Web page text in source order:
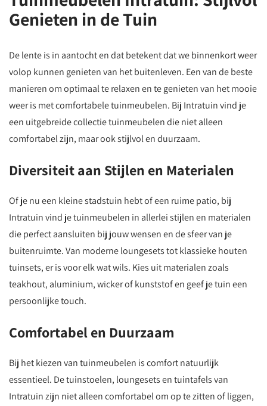
Genieten in de Tuin
De lente is in aantocht en dat betekent dat we binnenkort weer
volop kunnen genieten van het buitenleven. Een van de beste
manieren om optimaal te relaxen en te genieten van het mooie
weer is met comfortabele tuinmeubelen. Bij Intratuin vind je
een uitgebreide collectie tuinmeubelen die niet alleen
comfortabel zijn, maar ook stijlvol en duurzaam.
Diversiteit aan Stijlen en Materialen
Of je nu een kleine stadstuin hebt of een ruime patio, bij
Intratuin vind je tuinmeubelen in allerlei stijlen en materialen
die perfect aansluiten bij jouw wensen en de sfeer van je
buitenruimte. Van moderne loungesets tot klassieke houten
tuinsets, er is voor elk wat wils. Kies uit materialen zoals
teakhout, aluminium, wicker of kunststof en geef je tuin een
persoonlijke touch.
Comfortabel en Duurzaam
Bij het kiezen van tuinmeubelen is comfort natuurlijk
essentieel. De tuinstoelen, loungesets en tuintafels van
Intratuin zijn niet alleen comfortabel om op te zitten of liggen,